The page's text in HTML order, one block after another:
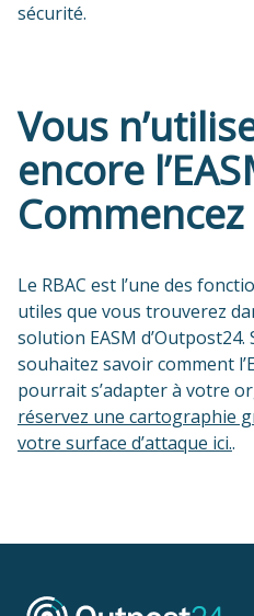
sécurité.
Vous
encore
Commencez
Le RBAC est l’une des
utiles que vous trouverez
solution EASM d’Outpost24.
souhaitez savoir comment
pourrait s’adapter à votre
réservez une cartographie
votre surface d’attaque ici..